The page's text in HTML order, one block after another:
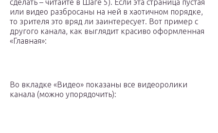
сделать – читайте в Шаге 5). Если эта страница пустая
или видео разбросаны на ней в хаотичном порядке,
то зрителя это вряд ли заинтересует. Вот пример с
другого канала, как выглядит красиво оформленная
«Главная»:
Во вкладке «Видео» показаны все видеоролики
канала (можно упорядочить):